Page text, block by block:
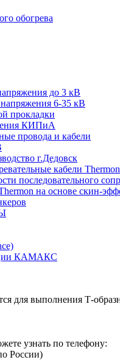
обогрева
до 3 кВ
6-35 кВ
прокладки
КИПиА
провода и кабели
г.Дедовск
кабели Thermon
последовательного
на основе скин-
КАМАКС
для выполнения Т-
узнать по телефону:
России)